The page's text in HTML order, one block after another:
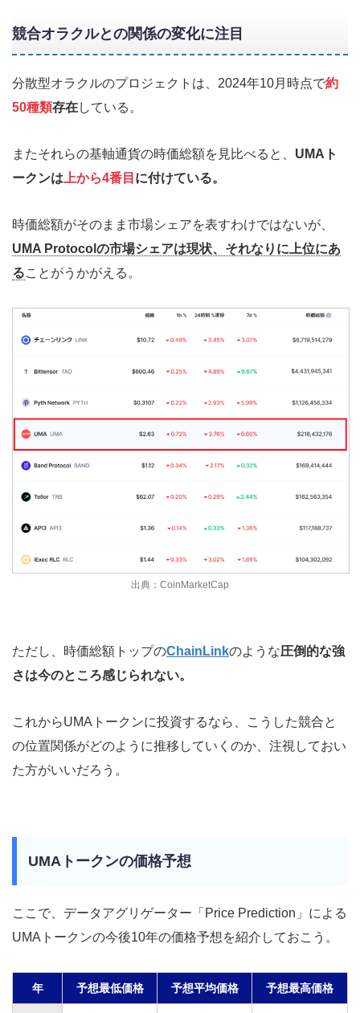
競合オラクルとの関係の変化に注目
分散型オラクルのプロジェクトは、2024年10月時点で約
50種類存在している。
またそれらの基軸通貨の時価総額を見比べると、 UMAト
ークンは 上から4番目 に付けている。
時価総額がそのまま市場シェアを表すわけではないが、
UMA Protocolの市場シェアは現状、それなりに上位にあ
ることがうかがえる。
出典：CoinMarketCap
ただし、時価総額トップのChainLinkのような圧倒的な強
さは今のところ感じられない。
これからUMAトークンに投資するなら、こうした競合と
の位置関係がどのように推移していくのか、注視しておい
た方がいいだろう。
UMAトークンの価格予想
ここで、データアグリゲーター「Price Prediction」による
UMAトークンの今後10年の価格予想を紹介しておこう。
年 予想最低価格 予想平均価格 予想最高価格